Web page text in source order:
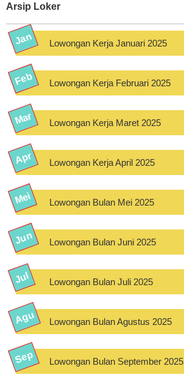
Arsip Loker
Lowongan Kerja Januari 2025
Lowongan Kerja Februari 2025
Lowongan Kerja Maret 2025
Lowongan Kerja April 2025
Lowongan Bulan Mei 2025
Lowongan Bulan Juni 2025
Lowongan Bulan Juli 2025
Lowongan Bulan Agustus 2025
Lowongan Bulan September 2025